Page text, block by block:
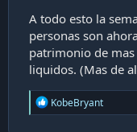
A todo esto la
personas son
patrimonio de
liquidos. (Mas de
R
e
KobeBryant